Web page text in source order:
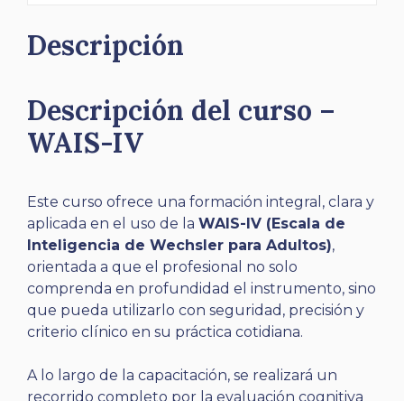
Descripción
Descripción del curso –
WAIS-IV
Este curso ofrece una formación integral, clara y
aplicada en el uso de la WAIS-IV (Escala de
Inteligencia de Wechsler para Adultos),
orientada a que el profesional no solo
comprenda en profundidad el instrumento, sino
que pueda utilizarlo con seguridad, precisión y
criterio clínico en su práctica cotidiana.
A lo largo de la capacitación, se realizará un
recorrido completo por la evaluación cognitiva